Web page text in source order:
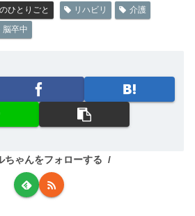
ひとりごと リハビリ
介護
脳卒中
ちゃんをフォローする